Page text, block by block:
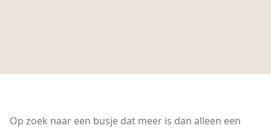
Op zoek naar een busje dat meer is dan alleen een